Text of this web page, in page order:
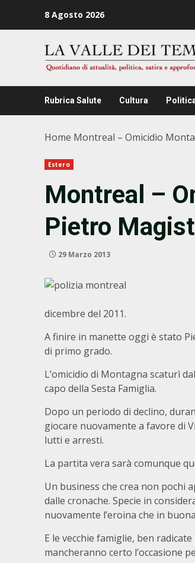
8 Agosto 2026
Rubrica Salute Cultura
Home Montreal – Omicidio
Estero
Montreal –
Pietro
29 Marzo 2013
dicembre del 2011.
A finire in manette oggi è stato
di primo grado.
L’omicidio di Montagna scaturì
capo della Sesta Famiglia.
Dopo un periodo di declino,
giocare nuovamente a favore di
lutti e arresti.
La partita vera sarà comunque
Un business che crea non pochi
dalle cronache. Specie in
nuovamente l’eroina che in
E le vecchie famiglie, ben
mancheranno certo l’occasione